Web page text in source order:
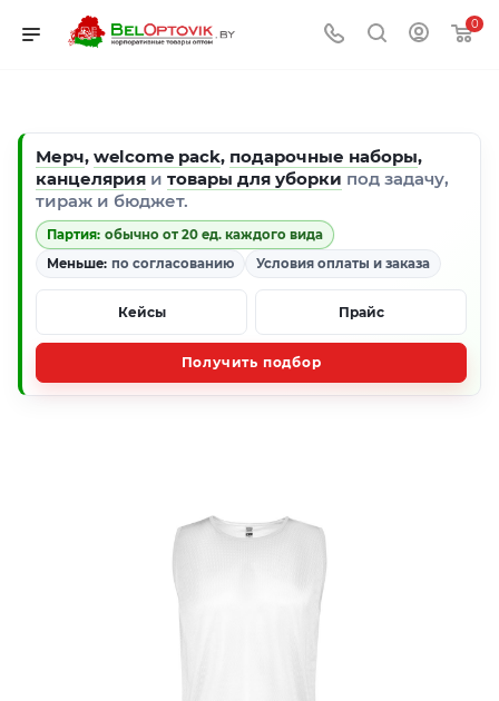
0
Мерч, welcome pack, подарочные наборы,
канцелярия и товары для уборки под задачу,
тираж и бюджет.
Партия: обычно от 20 ед. каждого вида
Меньше: по согласованию Условия оплаты и заказа
Кейсы Прайс
Получить подбор